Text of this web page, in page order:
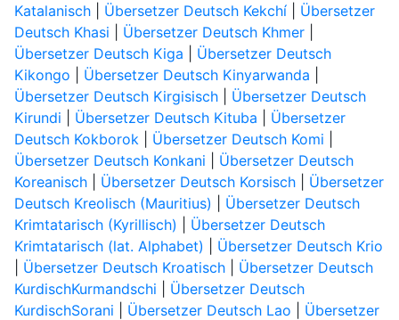
Katalanisch| Übersetzer Deutsch Kekchí| Übersetzer
Deutsch Khasi
Übersetzer Deutsch Khmer|
Übersetzer Deutsch Kiga
Übersetzer Deutsch
Kikongo
Übersetzer Deutsch Kinyarwanda
Übersetzer Deutsch Kirgisisch| Übersetzer Deutsch
Kirundi
Übersetzer Deutsch Kituba
Übersetzer
Deutsch Kokborok| Übersetzer Deutsch Komi
Übersetzer Deutsch Konkani
Übersetzer Deutsch
Koreanisch| Übersetzer Deutsch Korsisch| Übersetzer
Deutsch Kreolisch (Mauritius)
Übersetzer Deutsch
Krimtatarisch (Kyrillisch)
Übersetzer Deutsch
Krimtatarisch (lat. Alphabet)
Übersetzer Deutsch Krio
Übersetzer Deutsch Kroatisch| Übersetzer Deutsch
KurdischKurmandschi
Übersetzer Deutsch
KurdischSorani
Übersetzer Deutsch Lao
Übersetzer